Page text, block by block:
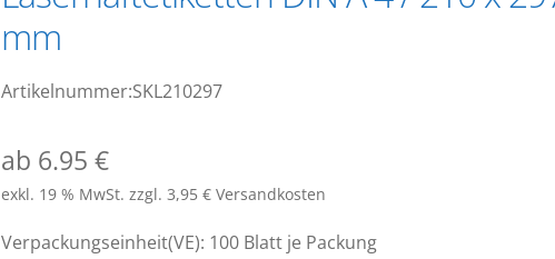
mm
Artikelnummer:SKL210297
ab 6.95 €
exkl. 19 % MwSt. zzgl. 3,95 € Versandkosten
Verpackungseinheit(VE): 100 Blatt je Packung